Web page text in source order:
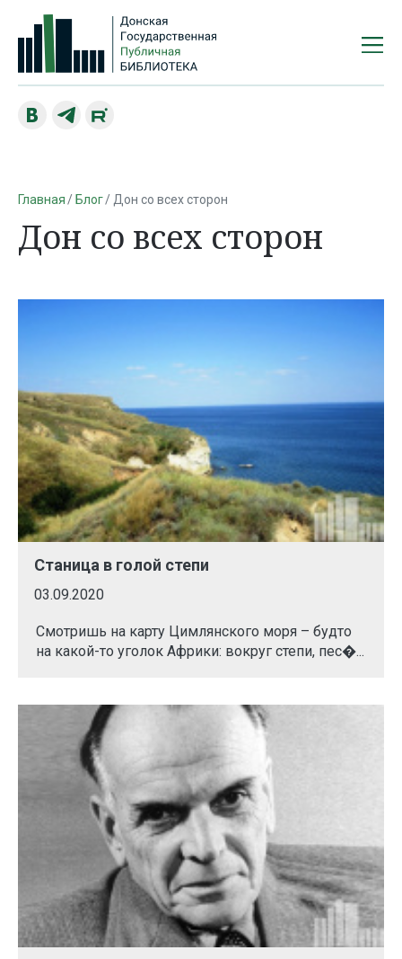
Главная Блог Дон со всех сторон
Дон со всех сторон
Станица в голой степи
03.09.2020
Смотришь на карту Цимлянского моря – будто
на какой-то уголок Африки: вокруг степи, пес�...